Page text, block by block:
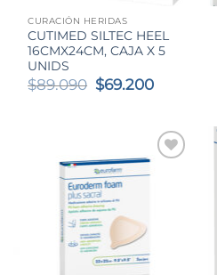
CURACIÓN HERIDAS
CUTIMED SILTEC HEEL
16CMX24CM, CAJA X 5
UNIDS
$89.090 El
$89.090.
$69.200El
es:
$69.200.